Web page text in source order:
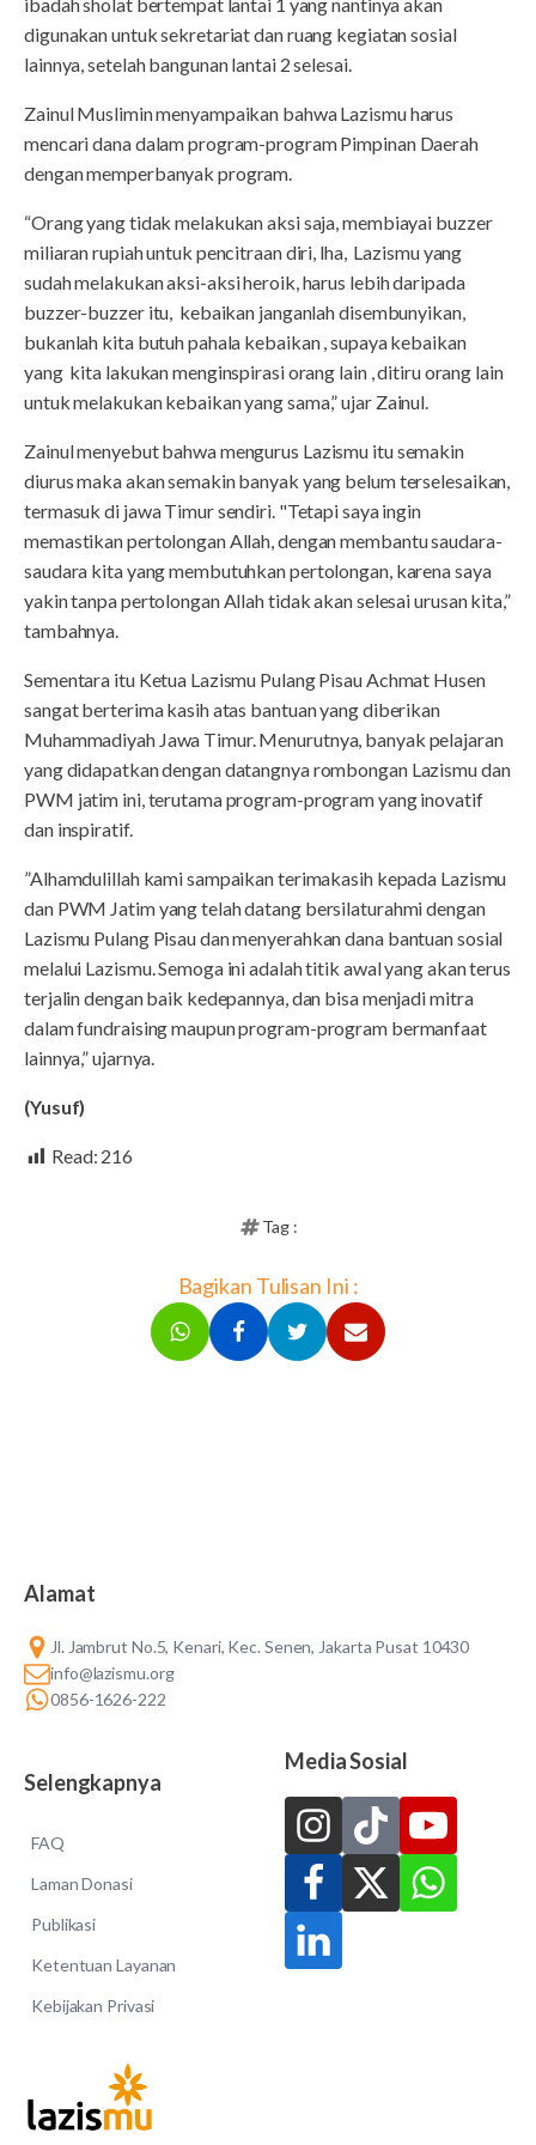
digunakan untuk sekretariat dan ruang kegiatan sosial
lainnya, setelah bangunan lantai 2 selesai.
Zainul Muslimin menyampaikan bahwa Lazismu harus
mencari dana dalam program-program Pimpinan Daerah
dengan memperbanyak program.
“Orang yang tidak melakukan aksi saja, membiayai buzzer
miliaran rupiah untuk pencitraan diri, lha, Lazismu yang
sudah melakukan aksi-aksi heroik, harus lebih daripada
buzzer-buzzer itu, kebaikan janganlah disembunyikan,
bukanlah kita butuh pahala kebaikan , supaya kebaikan
yang kita lakukan menginspirasi orang lain , ditiru orang lain
untuk melakukan kebaikan yang sama,” ujar Zainul.
Zainul menyebut bahwa mengurus Lazismu itu semakin
diurus maka akan semakin banyak yang belum terselesaikan,
termasuk di jawa Timur sendiri. "Tetapi saya ingin
memastikan pertolongan Allah, dengan membantu saudara-
saudara kita yang membutuhkan pertolongan, karena saya
yakin tanpa pertolongan Allah tidak akan selesai urusan kita,”
tambahnya.
Sementara itu Ketua Lazismu Pulang Pisau Achmat Husen
sangat berterima kasih atas bantuan yang diberikan
Muhammadiyah Jawa Timur. Menurutnya, banyak pelajaran
yang didapatkan dengan datangnya rombongan Lazismu dan
PWM jatim ini, terutama program-program yang inovatif
dan inspiratif.
”Alhamdulillah kami sampaikan terimakasih kepada Lazismu
dan PWM Jatim yang telah datang bersilaturahmi dengan
Lazismu Pulang Pisau dan menyerahkan dana bantuan sosial
melalui Lazismu. Semoga ini adalah titik awal yang akan terus
terjalin dengan baik kedepannya, dan bisa menjadi mitra
dalam fundraising maupun program-program bermanfaat
lainnya,” ujarnya.
(Yusuf)
Read: 216
Tag :
Bagikan Tulisan Ini :
Alamat
Jl. Jambrut No.5, Kenari, Kec. Senen, Jakarta Pusat 10430
info@lazismu.org
0856-1626-222
Selengkapnya
FAQ
Laman Donasi
Publikasi
Ketentuan Layanan
Kebijakan Privasi
Media Sosial